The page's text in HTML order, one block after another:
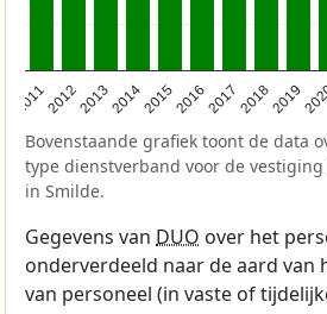
201120122013201420152016201720182019
Bovenstaande grafiek toont de data
type dienstverband voor de
in Smilde.
Gegevens van DUO over het
onderverdeeld naar de aard van
van personeel (in vaste of